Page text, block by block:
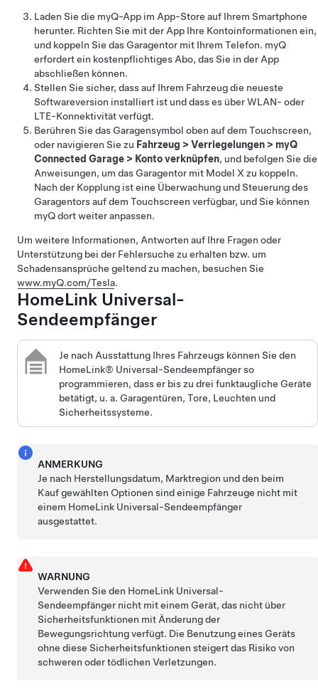
Laden Sie die myQ-App im App-Store auf Ihrem Smartphone
herunter. Richten Sie mit der App Ihre Kontoinformationen ein,
und koppeln Sie das Garagentor mit Ihrem Telefon. myQ
erfordert ein kostenpflichtiges Abo, das Sie in der App
abschließen können.
Stellen Sie sicher, dass auf Ihrem Fahrzeug die neueste
Softwareversion installiert ist und dass es über WLAN- oder
LTE-Konnektivität verfügt.
Berühren Sie das Garagensymbol oben auf dem Touchscreen,
oder navigieren Sie zu Fahrzeug > Verriegelungen > myQ
Connected Garage > Konto verknüpfen, und befolgen Sie die
Anweisungen, um das Garagentor mit Model X zu koppeln.
Nach der Kopplung ist eine Überwachung und Steuerung des
Garagentors auf dem Touchscreen verfügbar, und Sie können
myQ dort weiter anpassen.
Um weitere Informationen, Antworten auf Ihre Fragen oder
Unterstützung bei der Fehlersuche zu erhalten bzw. um
Schadensansprüche geltend zu machen, besuchen Sie
www.myQ.com/Tesla.
HomeLink Universal-
Sendeempfänger
Je nach Ausstattung Ihres Fahrzeugs können Sie den
HomeLink® Universal-Sendeempfänger so
programmieren, dass er bis zu drei funktaugliche Geräte
betätigt, u. a. Garagentüren, Tore, Leuchten und
Sicherheitssysteme.
ANMERKUNG
Je nach Herstellungsdatum, Marktregion und den beim
Kauf gewählten Optionen sind einige Fahrzeuge nicht mit
einem HomeLink Universal-Sendeempfänger
ausgestattet.
WARNUNG
Verwenden Sie den HomeLink Universal-
Sendeempfänger nicht mit einem Gerät, das nicht über
Sicherheitsfunktionen mit Änderung der
Bewegungsrichtung verfügt. Die Benutzung eines Geräts
ohne diese Sicherheitsfunktionen steigert das Risiko von
schweren oder tödlichen Verletzungen.